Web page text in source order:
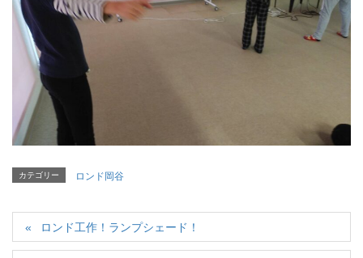
カテゴリー ロンド岡谷
ロンド工作！ランプシェード！